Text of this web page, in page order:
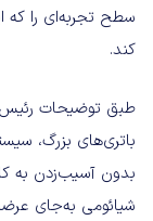
سطح تجربه‌ای را که
کند.
طبق توضیحات رئیس
باتری‌های بزرگ،
بدون آسیب‌زدن به
شیائومی به‌جای